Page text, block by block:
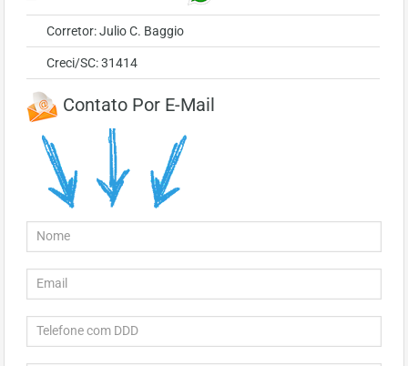
Corretor: Julio C. Baggio
Creci/SC: 31414
Contato Por E-Mail